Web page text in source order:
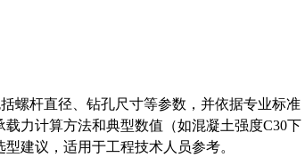
螺杆直径、钻孔尺寸等参数，并依据专业标准
载力计算方法和典型数值（如混凝土强度C30下
建议，适用于工程技术人员参考。